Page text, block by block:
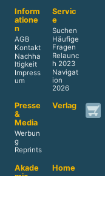
Inform
atione
n
AGB
Kontakt
Nachha
ltigkeit
Impress
um
Servic
e
Suchen
Häufige
Fragen
Relaunc
h 2023
Navigat
ion
2026
Presse
&
Media
Werbun
g
Reprints
Verlag
Akade
mie
Home